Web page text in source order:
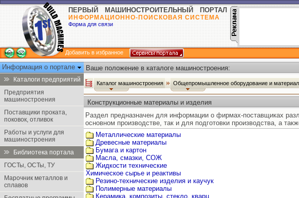
ПЕРВЫЙ МАШИНОСТРОИТЕЛЬНЫЙ ПОРТАЛ
ИНФОРМАЦИОННО-ПОИСКОВАЯ СИСТЕМА
Форма для связи
Добавить в избранное
Информация о портале
Каталоги предприятий
Предприятия
машиностроения
Поставщики проката,
поковок, отливок
Работы и услуги для
машиностроения
Библиотека портала
ГОСТы, ОСТы, ТУ
Марочник металлов и
сплавов
Ваше положение в каталоге машиностроения:
Каталог машиностроения Общепромышленное оборудование и
Конструкционные материалы и изделия
Раздел предназначен для информации о фирмах-поставщиках
основном производстве, так и для подготовки производства, а
Металлические материалы
Древесные материалы
Бумага и картон
Масла, смазки, СОЖ
Жидкости технические
Химическое сырье и реактивы
Резино-технические изделия и каучук
Полимерные материалы
Керамика, композиты, стекло, кварц